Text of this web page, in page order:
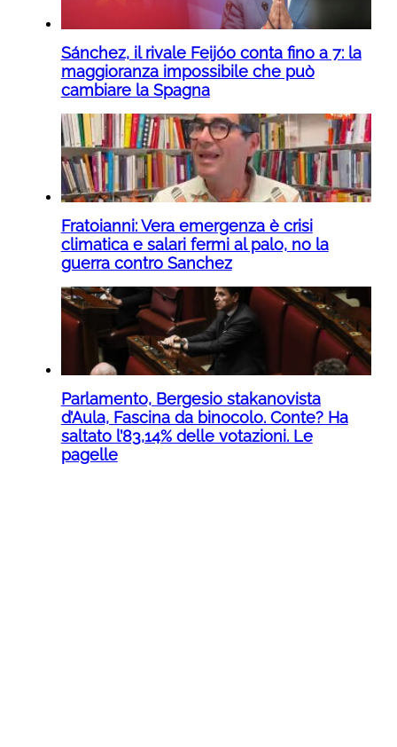
Sánchez, il rivale Feijóo conta fino a 7: la
maggioranza impossibile che può
cambiare la Spagna
Fratoianni: Vera emergenza è crisi
climatica e salari fermi al palo, no la
guerra contro Sanchez
Parlamento, Bergesio stakanovista
d’Aula, Fascina da binocolo. Conte? Ha
saltato l’83,14% delle votazioni. Le
pagelle